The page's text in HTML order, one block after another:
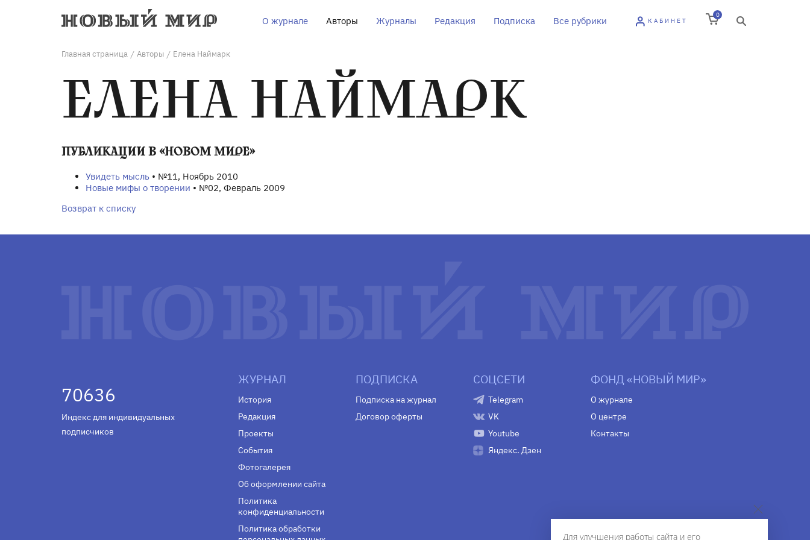
О журнале Авторы Журналы Редакция Подписка Все рубрики КАБИНЕТ
0
Главная страница / Авторы / Елена Наймарк
ЕЛЕНА НАЙМАРК
ПУБЛИКАЦИИ В «НОВОМ МИРЕ»
Увидеть мысль • №11, Ноябрь 2010
Новые мифы о творении • №02, Февраль 2009
Возврат к списку
70636
Индекс для индивидуальных
подписчиков
ЖУРНАЛ
История
Редакция
Проекты
События
Фотогалерея
Об оформлении сайта
Политика
конфиденциальности
Политика обработки
ПОДПИСКА
Подписка на журнал
Договор оферты
СОЦСЕТИ
Telegram
VK
Youtube
Яндекс. Дзен
ФОНД «НОВЫЙ МИР»
О журнале
О центре
Контакты
Для улучшения работы сайта и его